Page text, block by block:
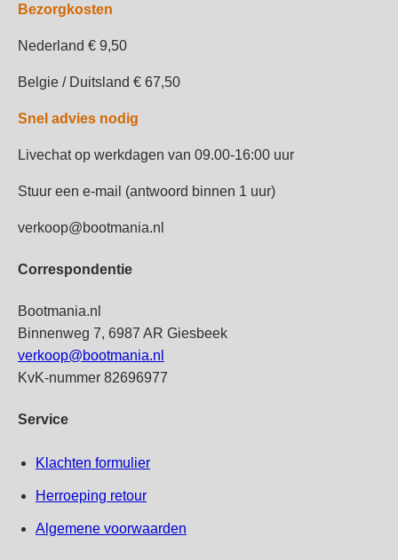
Bezorgkosten
Nederland € 9,50
Belgie / Duitsland € 67,50
Snel advies nodig
Livechat op werkdagen van 09.00-16:00 uur
Stuur een e-mail (antwoord binnen 1 uur)
verkoop@bootmania.nl
Correspondentie
Bootmania.nl
Binnenweg 7, 6987 AR Giesbeek
verkoop@bootmania.nl
KvK-nummer 82696977
Service
Klachten formulier
Herroeping retour
Algemene voorwaarden